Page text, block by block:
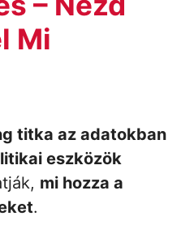
Mi
titka az adatokban
eszközök
mi hozza a
.